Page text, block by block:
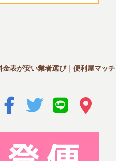
表が安い業者選び｜便利屋マッチ